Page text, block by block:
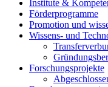
Institute &
Förderprogramme
Promotion und
Wissens- und
Forschungsprojekte